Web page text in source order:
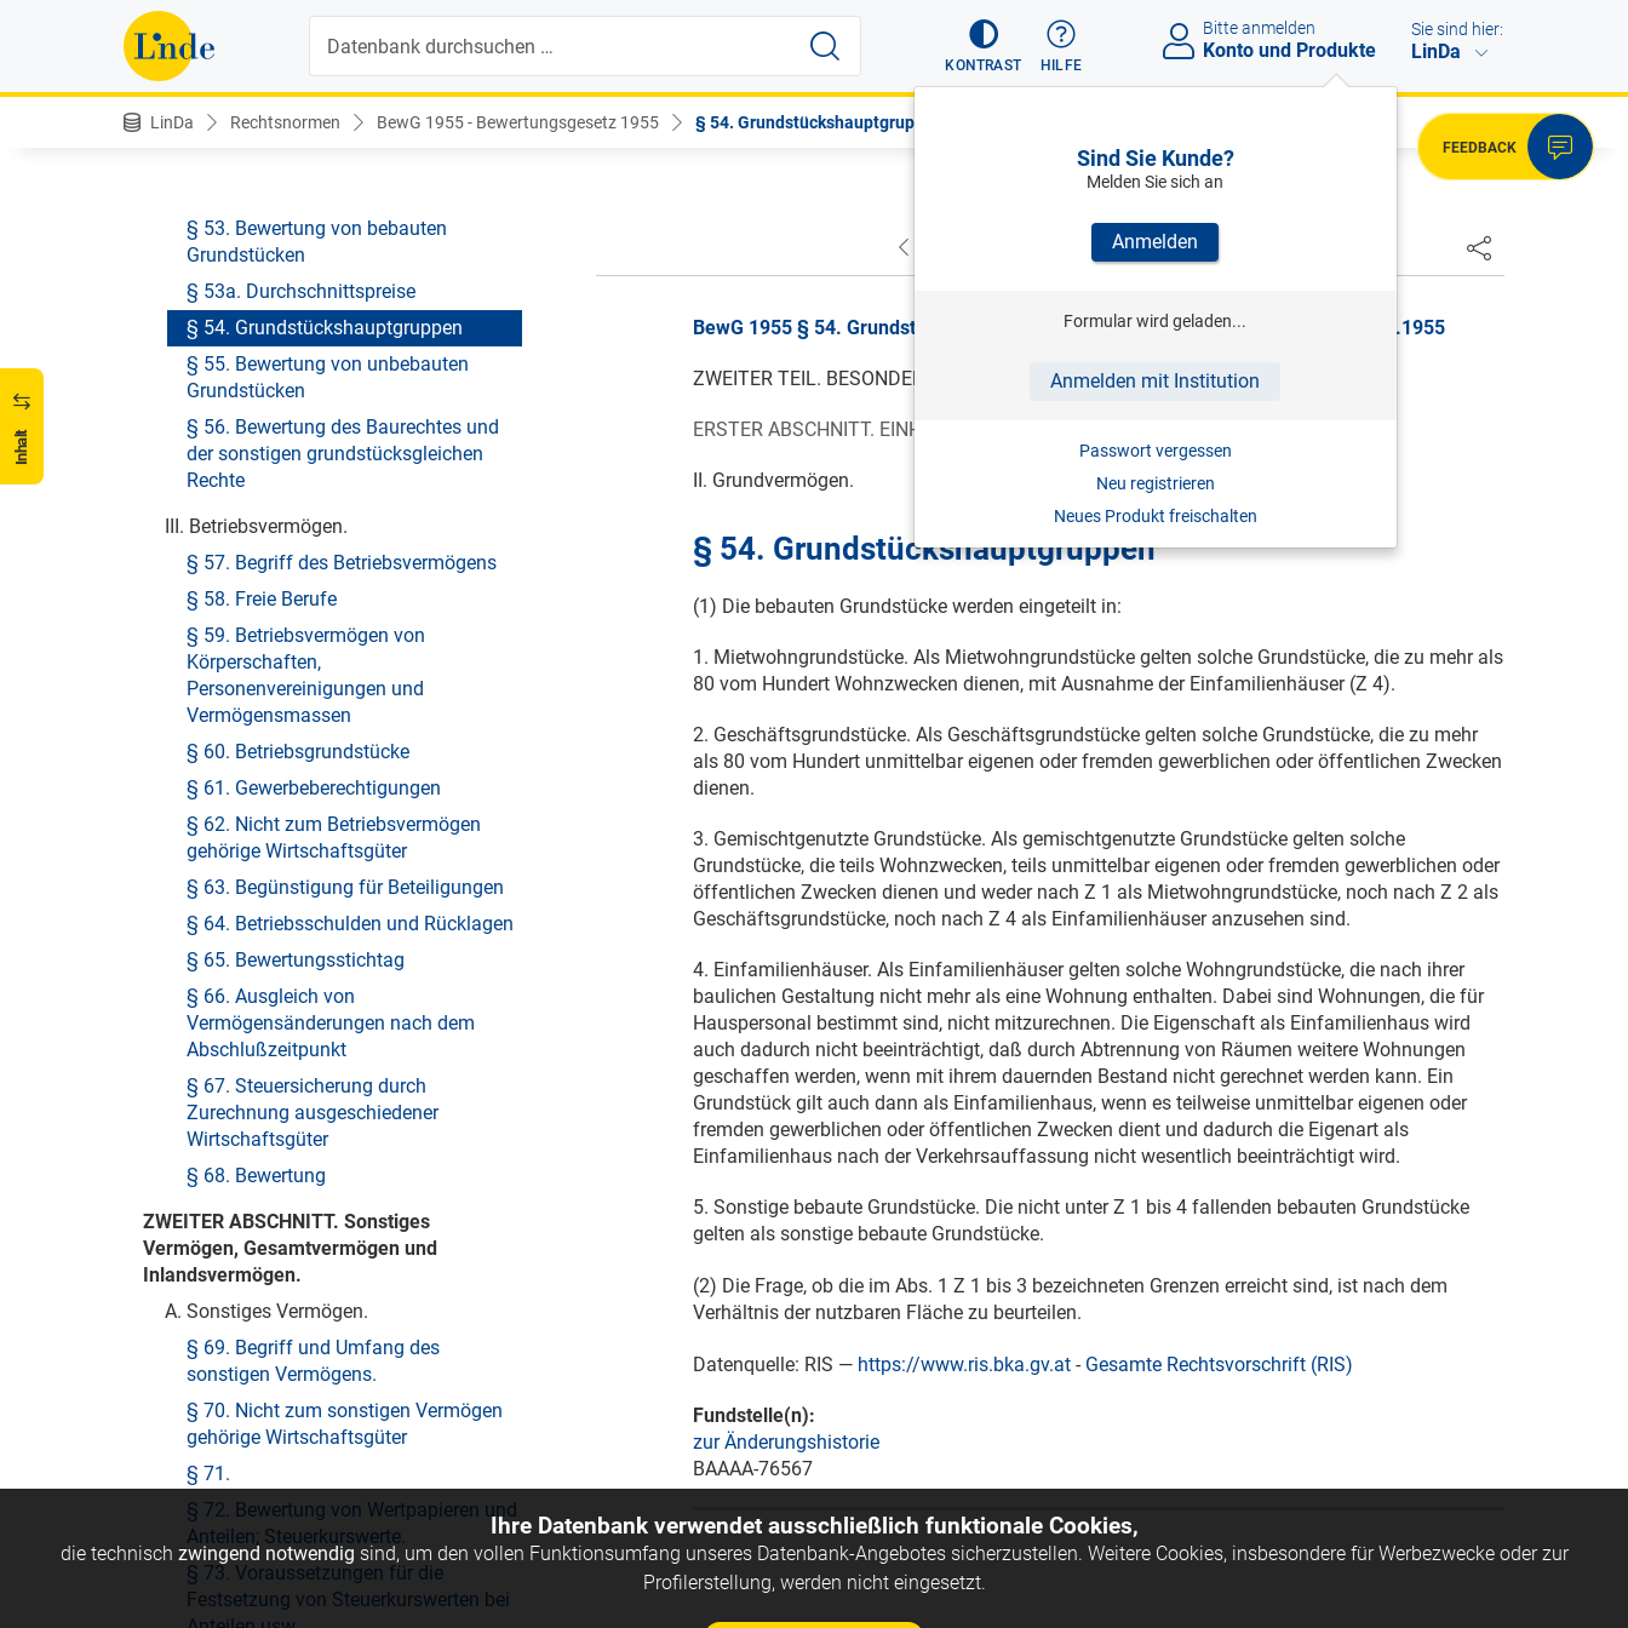
KONTRAST HILFE
Bitte anmelden
Konto und Produkte
Sind Sie Kunde?
Melden Sie sich an
Anmelden
Formular wird geladen...
Anmelden mit Institution
Passwort vergessen
Neu registrieren
Neues Produkt freischalten
Sie sind hier:
LinDa
LinDa Rechtsnormen BewG 1955 - Bewertungsgesetz 1955 § 54. Grundstückshauptgruppen
FEEDBACK
Inhalt
Vermögens
II. Grundvermögen.
§ 51. Begriff des Grundvermögens
§ 52. Abgrenzung des
§ 53. Bewertung von bebauten
Grundstücken
§ 53a. Durchschnittspreise
§ 54. Grundstückshauptgruppen
§ 55. Bewertung von unbebauten
Grundstücken
§ 56. Bewertung des Baurechtes und
der sonstigen grundstücksgleichen
Rechte
III. Betriebsvermögen.
§ 57. Begriff des Betriebsvermögens
§ 58. Freie Berufe
§ 59. Betriebsvermögen von
Körperschaften,
Personenvereinigungen und
Vermögensmassen
§ 60. Betriebsgrundstücke
§ 61. Gewerbeberechtigungen
§ 62. Nicht zum Betriebsvermögen
gehörige Wirtschaftsgüter
§ 63. Begünstigung für Beteiligungen
§ 64. Betriebsschulden und Rücklagen
§ 65. Bewertungsstichtag
§ 66. Ausgleich von
Vermögensänderungen nach dem
Abschlußzeitpunkt
§ 67. Steuersicherung durch
Zurechnung ausgeschiedener
Wirtschaftsgüter
§ 68. Bewertung
ZWEITER ABSCHNITT. Sonstiges
Vermögen, Gesamtvermögen und
Inlandsvermögen.
A. Sonstiges Vermögen.
§ 69. Begriff und Umfang des
sonstigen Vermögens.
§ 70. Nicht zum sonstigen Vermögen
gehörige Wirtschaftsgüter
§ 71.
§ 72. Bewertung von Wertpapieren und
Anteilen; Steuerkurswerte.
§ 73. Voraussetzungen für die
Festsetzung von Steuerkurswerten bei
NÄCHSTER
BewG 1955 § 54. Grundstückshauptgruppen, BGBl. Nr. 148/1955, gültig ab 30.07.1955
ZWEITER TEIL. BESONDERE BEWERTUNGSVORSCHRIFTEN.
ERSTER ABSCHNITT. EINHEITSBEWERTUNG.
II. Grundvermögen.
§ 54. Grundstückshauptgruppen
(1) Die bebauten Grundstücke werden eingeteilt in:
1. Mietwohngrundstücke. Als Mietwohngrundstücke gelten solche Grundstücke, die zu mehr als
80 vom Hundert Wohnzwecken dienen, mit Ausnahme der Einfamilienhäuser (Z 4).
2. Geschäftsgrundstücke. Als Geschäftsgrundstücke gelten solche Grundstücke, die zu mehr
als 80 vom Hundert unmittelbar eigenen oder fremden gewerblichen oder öffentlichen Zwecken
dienen.
3. Gemischtgenutzte Grundstücke. Als gemischtgenutzte Grundstücke gelten solche
Grundstücke, die teils Wohnzwecken, teils unmittelbar eigenen oder fremden gewerblichen oder
öffentlichen Zwecken dienen und weder nach Z 1 als Mietwohngrundstücke, noch nach Z 2 als
Geschäftsgrundstücke, noch nach Z 4 als Einfamilienhäuser anzusehen sind.
4. Einfamilienhäuser. Als Einfamilienhäuser gelten solche Wohngrundstücke, die nach ihrer
baulichen Gestaltung nicht mehr als eine Wohnung enthalten. Dabei sind Wohnungen, die für
Hauspersonal bestimmt sind, nicht mitzurechnen. Die Eigenschaft als Einfamilienhaus wird
auch dadurch nicht beeinträchtigt, daß durch Abtrennung von Räumen weitere Wohnungen
geschaffen werden, wenn mit ihrem dauernden Bestand nicht gerechnet werden kann. Ein
Grundstück gilt auch dann als Einfamilienhaus, wenn es teilweise unmittelbar eigenen oder
fremden gewerblichen oder öffentlichen Zwecken dient und dadurch die Eigenart als
Einfamilienhaus nach der Verkehrsauffassung nicht wesentlich beeinträchtigt wird.
5. Sonstige bebaute Grundstücke. Die nicht unter Z 1 bis 4 fallenden bebauten Grundstücke
gelten als sonstige bebaute Grundstücke.
(2) Die Frage, ob die im Abs. 1 Z 1 bis 3 bezeichneten Grenzen erreicht sind, ist nach dem
Verhältnis der nutzbaren Fläche zu beurteilen.
Datenquelle: RIS — https://www.ris.bka.gv.at - Gesamte Rechtsvorschrift (RIS)
Fundstelle(n):
zur Änderungshistorie
BAAAA-76567
Ihre Datenbank verwendet ausschließlich funktionale Cookies,
die technisch zwingend notwendig sind, um den vollen Funktionsumfang unseres Datenbank-Angebotes sicherzustellen. Weitere Cookies, insbesondere für Werbezwecke oder zur
Profilerstellung, werden nicht eingesetzt.